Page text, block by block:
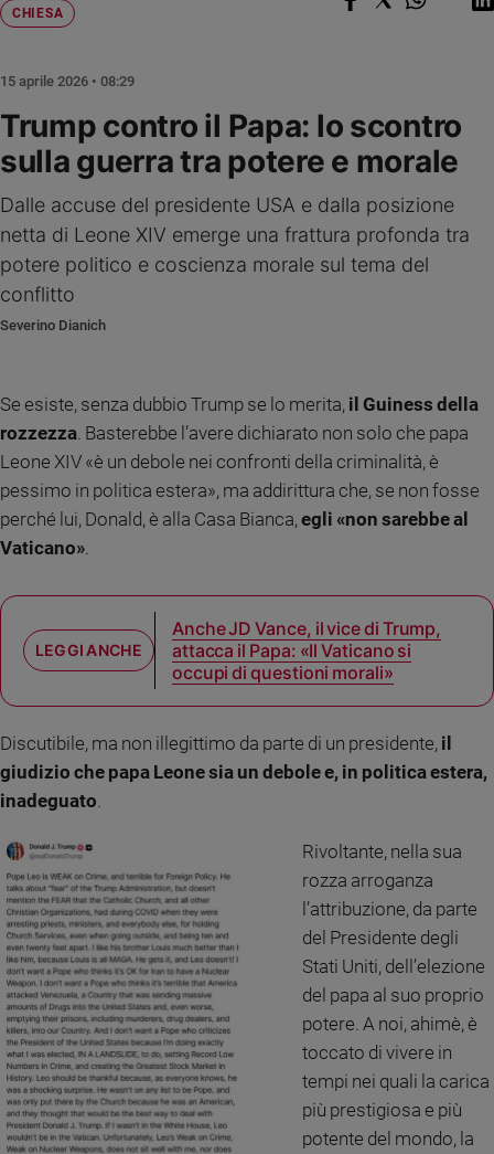
Fede
spiritualità
Santi
e
fede
Parola
del
Società
valori
Ambiente
Creato
Aziende
di
della
settimana
Migranti
e
Costume
Cultura
e
spettacoli
Sanremo
2026
Cinema,
Tv
e
streaming
CHIESA
Trump contro il Papa: lo scontro
sulla guerra tra potere e morale
Dalle accuse del presidente USA e dalla posizione
netta di Leone XIV emerge una frattura profonda tra
potere politico e coscienza morale sul tema del
conflitto
Severino Dianich
15 aprile 2026 • 08:29
Se esiste, senza dubbio Trump se lo merita, il Guiness della
rozzezza . Basterebbe l’avere dichiarato non solo che papa
Leone XIV «è un debole nei confronti della criminalità, è
pessimo in politica estera», ma addirittura che, se non fosse
perché lui, Donald, è alla Casa Bianca, egli «non sarebbe al
Vaticano»
Anche JD Vance, il vice di Trump,
attacca il Papa: «Il Vaticano si
occupi di questioni morali»
Discutibile, ma non illegittimo da parte di un presidente, il
giudizio che papa Leone sia un debole e, in politica estera,
inadeguato.
Rivoltante, nella sua
rozza arroganza
l’attribuzione, da parte
del Presidente degli
Stati Uniti, dell’elezione
del papa al suo proprio
potere. A noi, ahimè, è
toccato di vivere in
tempi nei quali la carica
più prestigiosa e più
potente del mondo, la